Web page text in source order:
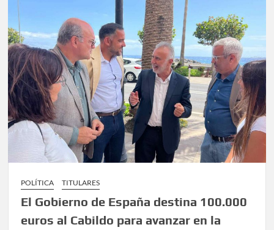
POLÍTICA TITULARES
El Gobierno de España destina 100.000
euros al Cabildo para avanzar en la